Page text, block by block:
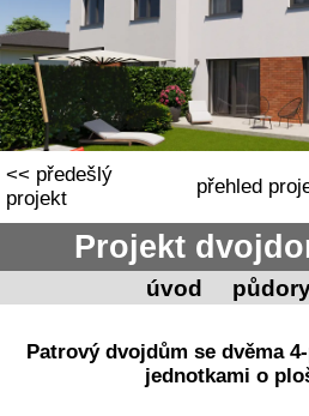
<< předešlý
projekt
přehled
Projekt
úvod
Patrový dvojdům se dvěma
jednotkami o